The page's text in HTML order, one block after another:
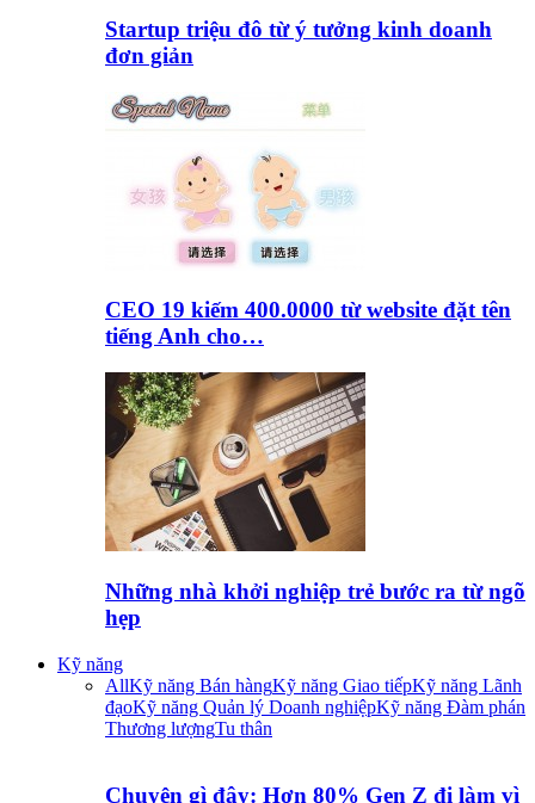
Startup triệu đô từ ý tưởng kinh doanh
đơn giản
CEO 19 kiếm 400.0000 từ website đặt tên
tiếng Anh cho…
Những nhà khởi nghiệp trẻ bước ra từ ngõ
hẹp
Kỹ năng
AllKỹ năng Bán hàngKỹ năng Giao tiếpKỹ năng Lãnh
đạoKỹ năng Quản lý Doanh nghiệpKỹ năng Đàm phán
Thương lượngTu thân
Chuyện gì đây: Hơn 80% Gen Z đi làm vì